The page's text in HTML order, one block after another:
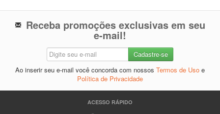
Receba promoções exclusivas em seu
e-mail!
Ao inserir seu e-mail você concorda com nossos Termos de Uso e
Política de Privacidade
ACESSO RÁPIDO